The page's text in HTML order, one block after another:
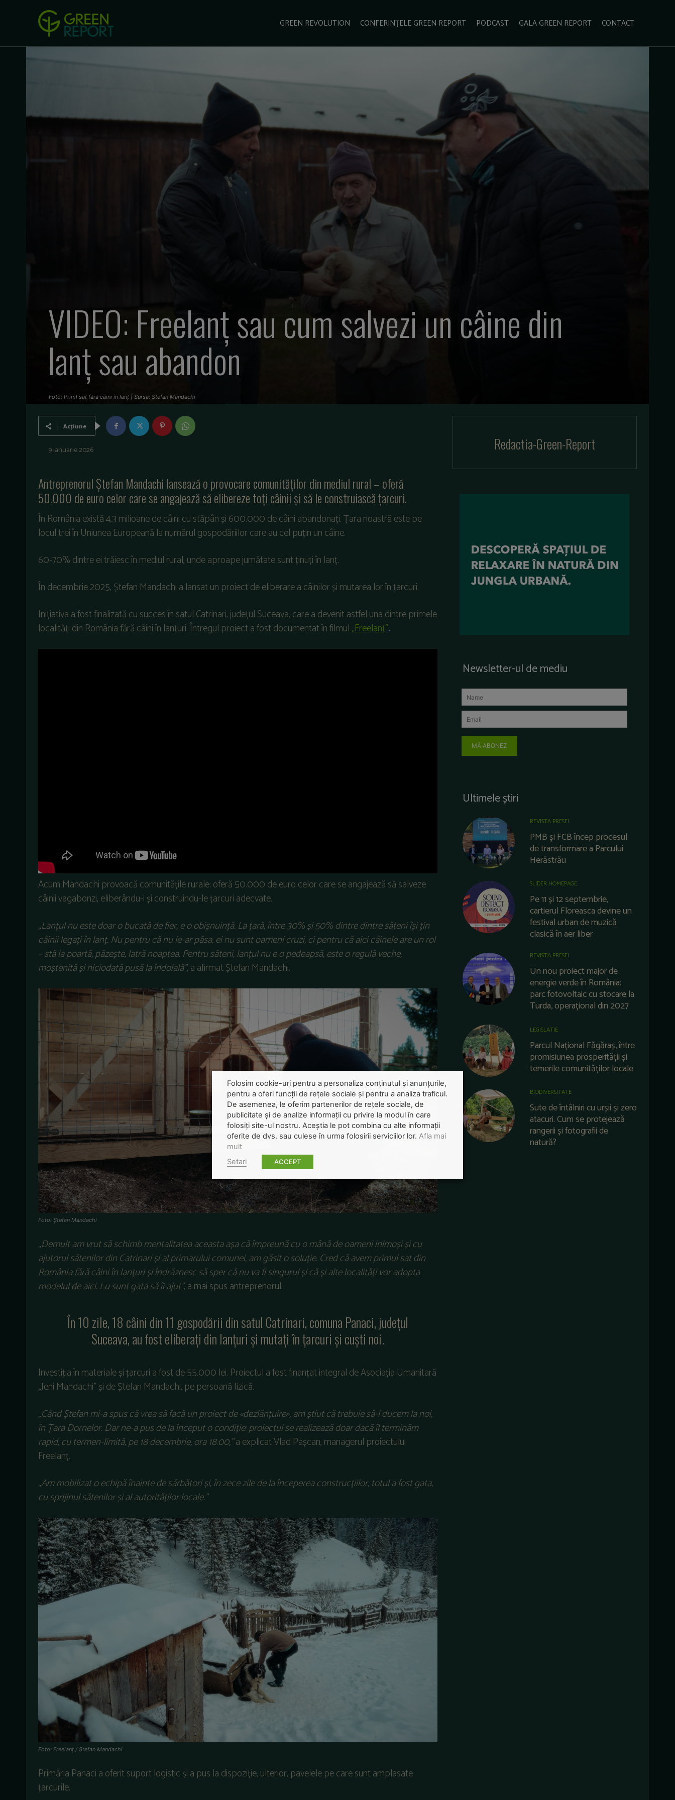
GREEN REVOLUTION CONFERINȚELE GREEN REPORT PODCAST GALA GREEN REPORT CONTACT
SCHIMBĂRI CLIMATICE
VIDEO: Freelanț sau cum salvezi un câine din
lanț sau abandon
Foto: Priml sat fără câini în lanț | Sursa: Ștefan Mandachi
Acțiune
9 ianuarie 2026
Antreprenorul Ștefan Mandachi lansează o provocare comunităților din mediul rural – oferă
50.000 de euro celor care se angajează să elibereze toți câinii și să le construiască țarcuri.
În România există 4,3 milioane de câini cu stăpân și 600.000 de câini abandonați. Țara noastră este pe
locul trei în Uniunea Europeană la numărul gospodăriilor care au cel puțin un câine.
60-70% dintre ei trăiesc în mediul rural, unde aproape jumătate sunt ținuți în lanț.
În decembrie 2025, Ștefan Mandachi a lansat un proiect de eliberare a câinilor și mutarea lor în țarcuri.
Inițiativa a fost finalizată cu succes în satul Catrinari, județul Suceava, care a devenit astfel una dintre primele
localități din România fără câini în lanțuri. Întregul proiect a fost documentat în filmul„Freelanț”.
Acum Mandachi provoacă comunitățile rurale: oferă 50.000 de euro celor care se angajează să salveze
câinii vagabonzi, eliberându-i și construindu-le țarcuri adecvate.
„Lanțul nu este doar o bucată de fier, e o obișnuință. La țară, între 30% și 50% dintre dintre săteni își țin
câinii legați în lanț. Nu pentru că nu le-ar păsa, ei nu sunt oameni cruzi, ci pentru că aici câinele are un rol
– stă la poartă, păzește, latră noaptea. Pentru săteni, lanțul nu e o pedeapsă, este o regulă veche,
moștenită și niciodată pusă la îndoială”, a afirmat Ștefan Mandachi.
Foto: Ștefan Mandachi
„Demult am vrut să schimb mentalitatea aceasta așa că împreună cu o mână de oameni inimoși și cu
ajutorul sătenilor din Catrinari și al primarului comunei, am găsit o soluție. Cred că avem primul sat din
România fără câini în lanțuri și îndrăznesc să sper că nu va fi singurul și că și alte localități vor adopta
modelul de aici. Eu sunt gata să îi ajut”, a mai spus antreprenorul.
În 10 zile, 18 câini din 11 gospodării din satul Catrinari, comuna Panaci, județul
Suceava, au fost eliberați din lanțuri și mutați în țarcuri și cuști noi.
Investiția în materiale și țarcuri a fost de 55.000 lei. Proiectul a fost finanțat integral de Asociația Umanitară
„Jeni Mandachi” și de Ștefan Mandachi, pe persoană fizică.
„Când Ștefan mi-a spus că vrea să facă un proiect de «dezlănțuire», am știut că trebuie să-l ducem la noi,
în Țara Dornelor. Dar ne-a pus de la început o condiție: proiectul se realizează doar dacă îl terminăm
rapid, cu termen-limită, pe 18 decembrie, ora 18:00,”a explicat Vlad Pașcan, managerul proiectului
Freelanț.
„Am mobilizat o echipă înainte de sărbători și, în zece zile de la începerea construcțiilor, totul a fost gata,
cu sprijinul sătenilor și al autorităților locale.”
Foto: Freelanț / Ștefan Mandachi
Primăria Panaci a oferit suport logistic și a pus la dispoziție, ulterior, pavelele pe care sunt amplasate
țarcurile.
Redactia-Green-Report
Newsletter-ul de mediu
MĂ ABONEZ
Ultimele știri
REVISTA PRESEI
PMB și FCB încep procesul
de transformare a Parcului
Herăstrău
SLIDER HOMEPAGE
Pe 11 și 12 septembrie,
cartierul Floreasca devine un
festival urban de muzică
clasică în aer liber
REVISTA PRESEI
Un nou proiect major de
energie verde în România:
parc fotovoltaic cu stocare la
Turda, operațional din 2027
LEGISLATIE
Parcul Național Făgăraș, între
promisiunea prosperității și
temerile comunităților locale
BIODIVERSITATE
Sute de întâlniri cu urșii și zero
atacuri. Cum se protejează
rangerii și fotografii de
natură?
Folosim cookie-uri pentru a personaliza conținutul și anunțurile,
pentru a oferi funcții de rețele sociale și pentru a analiza traficul.
De asemenea, le oferim partenerilor de rețele sociale, de
publicitate și de analize informații cu privire la modul în care
folosiți site-ul nostru. Aceștia le pot combina cu alte informații
oferite de dvs. sau culese în urma folosirii serviciilor lor. Afla mai
mult
Setari
ACCEPT